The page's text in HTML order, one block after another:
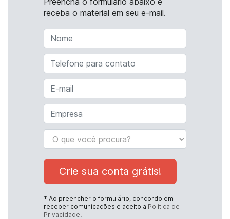
receba o material em seu e-mail.
Crie sua conta grátis!
* Ao preencher o formulário, concordo em
receber comunicações e aceito a Política de
Privacidade.